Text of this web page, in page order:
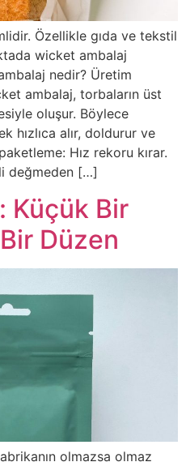
Özellikle gıda ve tekstil
wicket ambalaj
nedir? Üretim
ambalaj, torbaların üst
oluşur. Böylece
hızlıca alır, doldurur ve
Hız rekoru kırar.
değmeden […]
Küçük Bir
Düzen
olmazsa olmaz